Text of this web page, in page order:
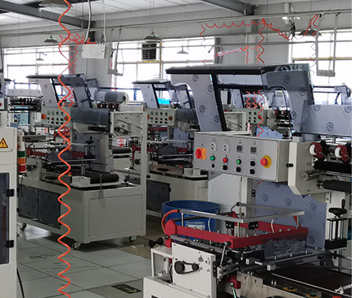
塑膜热收缩机是一种怎样的包装机
塑料薄膜热收缩机是一种什么样的包装机械？ 收缩包装是
上较为先进的包装方式之一。它采用收缩膜包裹产品或...